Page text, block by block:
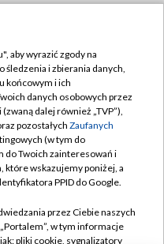
12 -15
12
TVP
TVP
aby wyrazić zgody na
i zbierania danych,
końcowym i ich
danych osobowych przez
dalej również „TVP”),
pozostałych Zaufanych
(w tym do
do Twoich zainteresowań i
które wskazujemy poniżej, a
PPID do Google.
przez Ciebie naszych
w tym informacje
pliki cookie, sygnalizatory